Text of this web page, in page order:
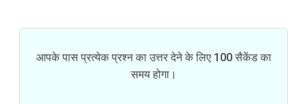
आपके पास प्रत्येक प्रश्न का उत्तर देने के लिए 100 सैकेंड का
समय होगा।